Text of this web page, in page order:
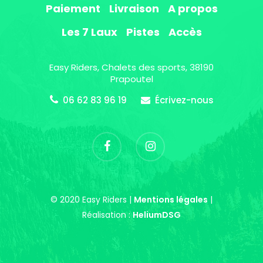
Paiement Livraison
A propos
Les 7 Laux
Pistes Accès
Easy Riders, Chalets des sports, 38190
Prapoutel
06 62 83 96 19
Écrivez-nous
© 2020 Easy Riders | Mentions légales |
Réalisation : HeliumDSG